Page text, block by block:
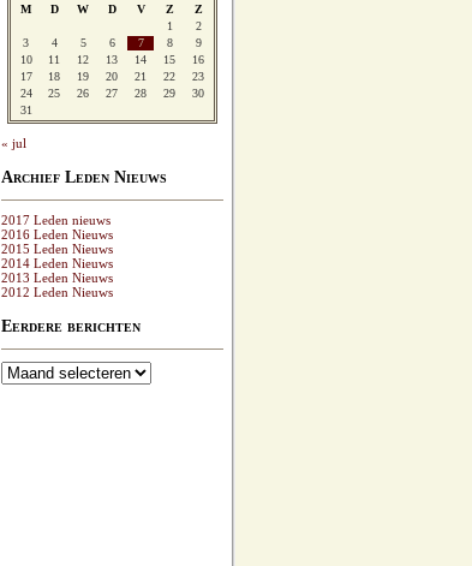
M D W D V Z
Z
1
2
3
4 5 6 7 8
9
10
11 12 13 14 15
16
17
18 19 20 21 22
23
24
25 26 27 28 29
30
31
« jul
Archief Leden Nieuws
2017 Leden nieuws
2016 Leden Nieuws
2015 Leden Nieuws
2014 Leden Nieuws
2013 Leden Nieuws
2012 Leden Nieuws
Eerdere berichten
Eerdere
berichten